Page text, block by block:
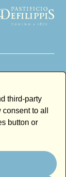
third-party
to all
button or